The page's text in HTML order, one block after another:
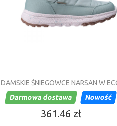
DAMSKIE ŚNIEGOWCE NARSAN W
Darmowa dostawa
Nowość
361.46 zł